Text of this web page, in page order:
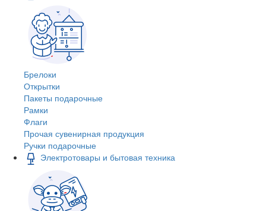
Брелоки
Открытки
Пакеты подарочные
Рамки
Флаги
Прочая сувенирная продукция
Ручки подарочные
Электротовары и бытовая техника